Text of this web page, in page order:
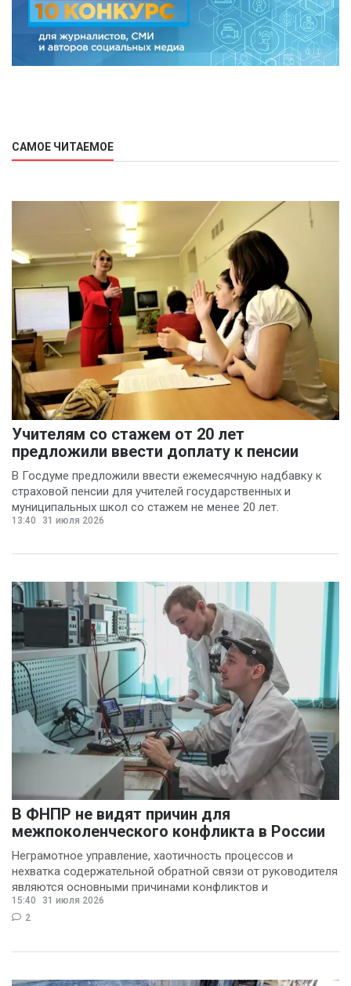
САМОЕ ЧИТАЕМОЕ
Учителям со стажем от 20 лет
предложили ввести доплату к пенсии
В Госдуме предложили ввести ежемесячную надбавку к
страховой пенсии для учителей государственных и
муниципальных школ со стажем не менее 20 лет.
13:40 31 июля 2026
В ФНПР не видят причин для
межпоколенческого конфликта в России
Неграмотное управление, хаотичность процессов и
нехватка содержательной обратной связи от руководителя
являются основными причинами конфликтов и
раздражения в
15:40
31 июля 2026
2